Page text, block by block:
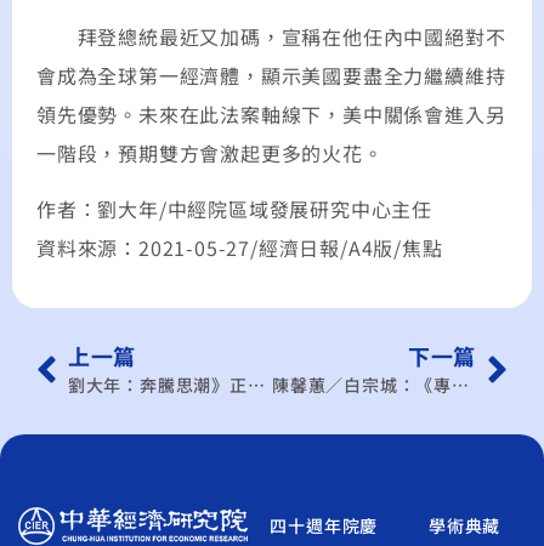
拜登總統最近又加碼，宣稱在他任內中國絕對不
會成為全球第一經濟體，顯示美國要盡全力繼續維持
領先優勢。未來在此法案軸線下，美中關係會進入另
一階段，預期雙方會激起更多的火花。
作者：劉大年/中經院區域發展研究中心主任
資料來源：2021-05-27/經濟日報/A4版/焦點
上一篇
劉大年：奔騰思潮》正視台灣出口市場結構的變化
下一篇
陳馨蕙／白宗城：《專家傳真》產業啟動轉型航母或疫下曇花？
四十週年院慶 學術典藏